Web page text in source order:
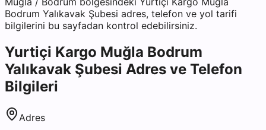
Bodrum Yalıkavak Şubesi adres, telefon ve yol tarifi
bilgilerini bu sayfadan kontrol edebilirsiniz.
Yurtiçi Kargo Muğla Bodrum
Yalıkavak Şubesi Adres ve Telefon
Bilgileri
Adres